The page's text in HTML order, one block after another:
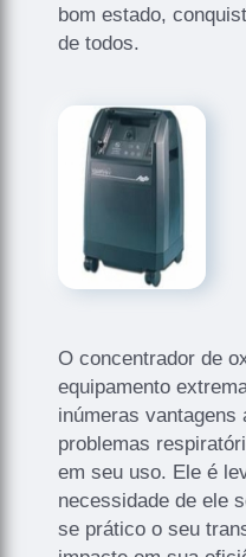
bom estado,
de todos.
O concentrador de
equipamento
inúmeras vantagens
problemas
em seu uso. Ele é
necessidade de ele
se prático o seu